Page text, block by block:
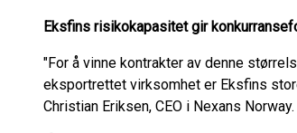
Eksfins risikokapasitet gir
"For å vinne kontrakter av denne
eksportrettet virksomhet er Eksfins
Christian Eriksen, CEO i Nexans Norway.